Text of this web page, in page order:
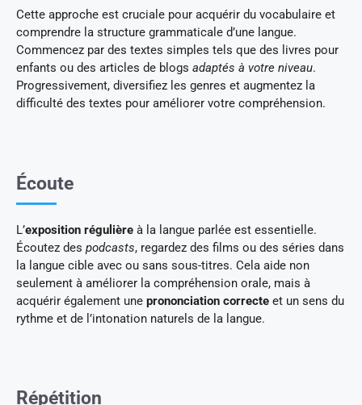
Cette approche est cruciale pour acquérir du vocabulaire et
comprendre la structure grammaticale d’une langue.
Commencez par des textes simples tels que des livres pour
enfants ou des articles de blogs adaptés à votre niveau.
Progressivement, diversifiez les genres et augmentez la
difficulté des textes pour améliorer votre compréhension.
Écoute
L’exposition régulière à la langue parlée est essentielle.
Écoutez des podcasts, regardez des films ou des séries dans
la langue cible avec ou sans sous-titres. Cela aide non
seulement à améliorer la compréhension orale, mais à
acquérir également une prononciation correcte et un sens du
rythme et de l’intonation naturels de la langue.
Répétition